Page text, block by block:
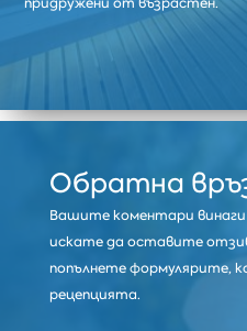
Обратна
Вашите коментари
искате да оставите
попълнете формулярите,
рецепцията.